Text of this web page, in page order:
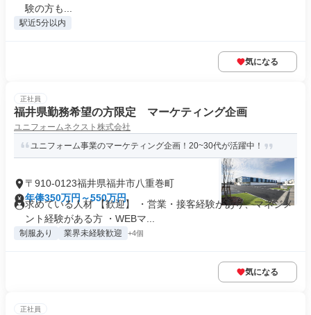
験の方も...
駅近5分以内
気になる
正社員
福井県勤務希望の方限定 マーケティング企画
ユニフォームネクスト株式会社
ユニフォーム事業のマーケティング企画！20~30代が活躍中！
〒910-0123福井県福井市八重巻町
年俸350万円～550万円
求めている人材 【歓迎】 ・営業・接客経験があり、マネジメ
ント経験がある方 ・WEBマ...
制服あり 業界未経験歓迎 +4個
気になる
正社員